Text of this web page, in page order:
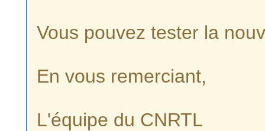
Vous pouvez tester la
En vous remerciant,
L'équipe du CNRTL